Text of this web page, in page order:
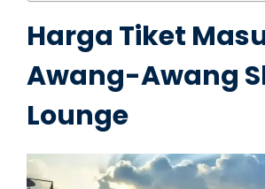
Harga Tiket
Awang-Awang
Lounge